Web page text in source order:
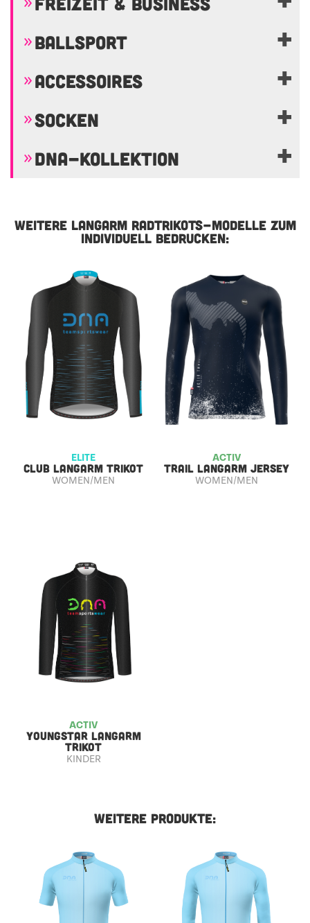
BALLSPORT
ACCESSOIRES
SOCKEN
DNA-KOLLEKTION
WEITERE LANGARM RADTRIKOTS-MODELLE ZUM
INDIVIDUELL BEDRUCKEN:
ELITE
CLUB LANGARM TRIKOT
WOMEN/MEN
ACTIV
TRAIL LANGARM JERSEY
WOMEN/MEN
ACTIV
YOUNGSTAR LANGARM
TRIKOT
KINDER
WEITERE PRODUKTE: